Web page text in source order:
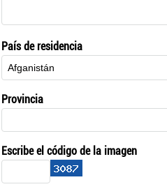
País de residencia
Provincia
Escribe el código de la imagen